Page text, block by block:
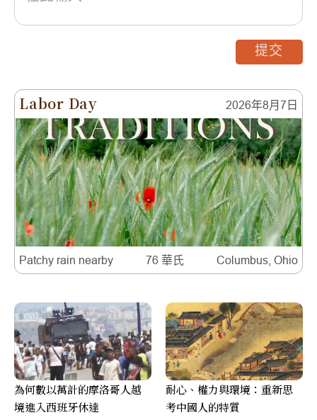
Labor Day 2026年8月7日
Patchy rain nearby 76 華氏 Columbus, Ohio
提交
為何數以萬計的摩洛哥人越
境進入西班牙休達
耐心、權力與環境：重新思
考中國人的特質